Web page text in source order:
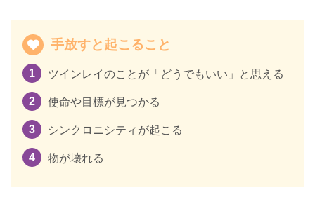
手放すと起こること
ツインレイのことが「どうでもいい」と思える
使命や目標が見つかる
シンクロニシティが起こる
物が壊れる